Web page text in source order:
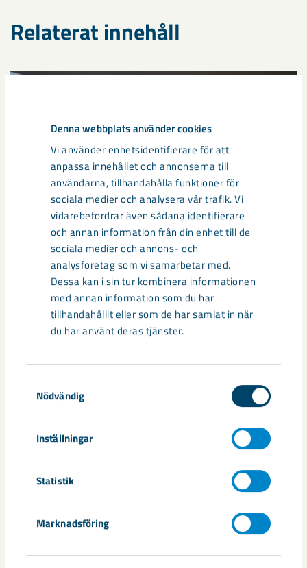
Denna webbplats använder cookies
Vi använder enhetsidentifierare för att
anpassa innehållet och annonserna till
användarna, tillhandahålla funktioner för
sociala medier och analysera vår trafik. Vi
vidarebefordrar även sådana identifierare
och annan information från din enhet till de
sociala medier och annons- och
analysföretag som vi samarbetar med.
Dessa kan i sin tur kombinera informationen
med annan information som du har
tillhandahållit eller som de har samlat in när
du har använt deras tjänster.
Nödvändig
Inställningar
Statistik
Marknadsföring
Relaterat innehåll
Så kan humanoida robotar öka
säkerheten i framtidens gruva
Utvecklingen av humanoida robotar, människoliknande
robotar med armar och ben, går snabbt. I takt med att
Nytt sovringsverk växer fram
Nu syns det hur LKAB:s nya sovringsverk successivt tar form.
Anläggningen kommer att ersätta det befintliga verket från
1950-talet och ...